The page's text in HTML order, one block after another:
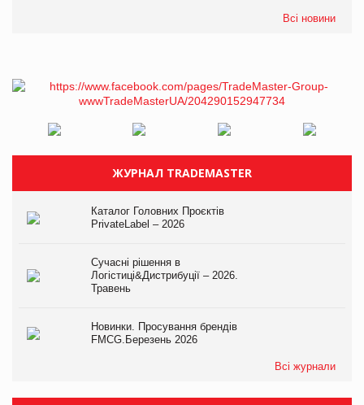
Всі новини
ЖУРНАЛ TRADEMASTER
Каталог Головних Проєктів
PrivateLabel – 2026
Сучасні рішення в
Логістиці&Дистрибуції – 2026.
Травень
Новинки. Просування брендів
FMCG.Березень 2026
Всі журнали